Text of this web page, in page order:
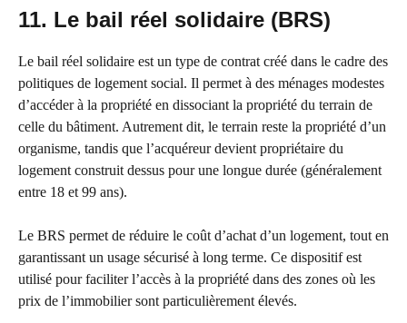
11. Le bail réel solidaire (BRS)
Le bail réel solidaire est un type de contrat créé dans le cadre des
politiques de logement social. Il permet à des ménages modestes
d’accéder à la propriété en dissociant la propriété du terrain de
celle du bâtiment. Autrement dit, le terrain reste la propriété d’un
organisme, tandis que l’acquéreur devient propriétaire du
logement construit dessus pour une longue durée (généralement
entre 18 et 99 ans).
Le BRS permet de réduire le coût d’achat d’un logement, tout en
garantissant un usage sécurisé à long terme. Ce dispositif est
utilisé pour faciliter l’accès à la propriété dans des zones où les
prix de l’immobilier sont particulièrement élevés.